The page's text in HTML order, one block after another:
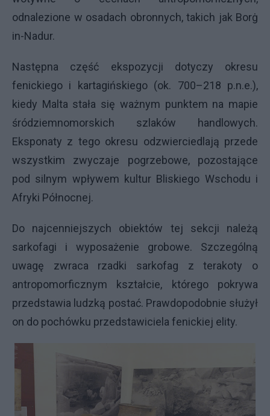
odnalezione w osadach obronnych, takich jak Borġ
in-Nadur.
Następna część ekspozycji dotyczy okresu
fenickiego i kartagińskiego (ok. 700–218 p.n.e.),
kiedy Malta stała się ważnym punktem na mapie
śródziemnomorskich szlaków handlowych.
Eksponaty z tego okresu odzwierciedlają przede
wszystkim zwyczaje pogrzebowe, pozostające
pod silnym wpływem kultur Bliskiego Wschodu i
Afryki Północnej.
Do najcenniejszych obiektów tej sekcji należą
sarkofagi i wyposażenie grobowe. Szczególną
uwagę zwraca rzadki sarkofag z terakoty o
antropomorficznym kształcie, którego pokrywa
przedstawia ludzką postać. Prawdopodobnie służył
on do pochówku przedstawiciela fenickiej elity.